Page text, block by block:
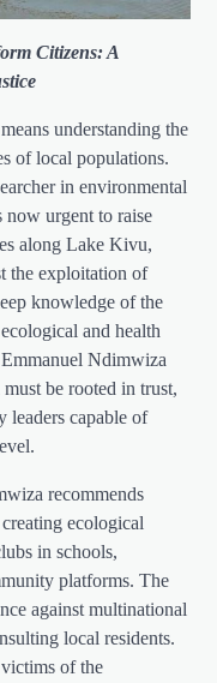
Citizens: A
understanding the
of local populations.
in environmental
now urgent to raise
along Lake Kivu,
the exploitation of
knowledge of the
and health
Ndimwiza
be rooted in trust,
leaders capable of
recommends
ecological
in schools,
platforms. The
against multinational
local residents.
of the